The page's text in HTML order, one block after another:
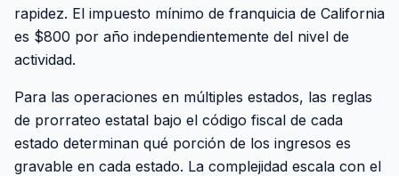
rapidez. El impuesto mínimo de franquicia de California
es $800 por año independientemente del nivel de
actividad.
Para las operaciones en múltiples estados, las reglas
de prorrateo estatal bajo el código fiscal de cada
estado determinan qué porción de los ingresos es
gravable en cada estado. La complejidad escala con el